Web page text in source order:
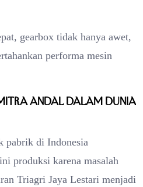
gearbox tidak hanya awet,
performa mesin
Andal dalam Dunia
pabrik di Indonesia
produksi karena masalah
Triagri Jaya Lestari menjadi